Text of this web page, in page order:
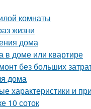
комнаты
жизни
дома
в доме или квартире
без больших
дома
характеристики и
10 соток